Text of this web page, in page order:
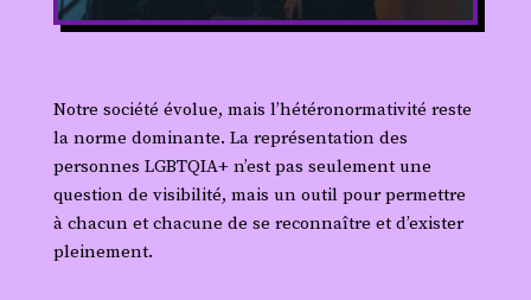
Notre société évolue, mais l’hétéronormativité reste
la norme dominante. La représentation des
personnes LGBTQIA+ n’est pas seulement une
question de visibilité, mais un outil pour permettre
à chacun et chacune de se reconnaître et d’exister
pleinement.